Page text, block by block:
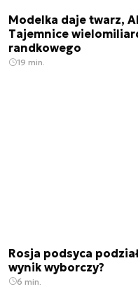
Modelka daje twarz,
Tajemnice
randkowego
19 min.
Rosja podsyca
wynik wyborczy?
6 min.